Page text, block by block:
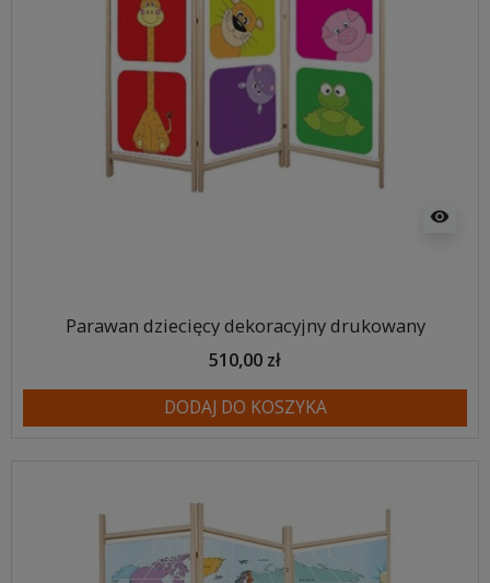
visibility
Parawan dziecięcy dekoracyjny drukowany
510,00 zł
DODAJ DO KOSZYKA